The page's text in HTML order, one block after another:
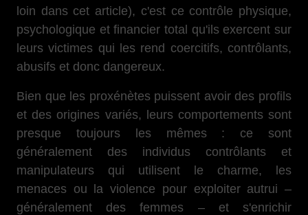
loin dans cet article), c'est ce contrôle physique,
psychologique et financier total qu'ils exercent sur
leurs victimes qui les rend coercitifs, contrôlants,
abusifs et donc dangereux.
Bien que les proxénètes puissent avoir des profils
et des origines variés, leurs comportements sont
presque toujours les mêmes : ce sont
généralement des individus contrôlants et
manipulateurs qui utilisent le charme, les
menaces ou la violence pour exploiter autrui –
généralement des femmes – et s'enrichir